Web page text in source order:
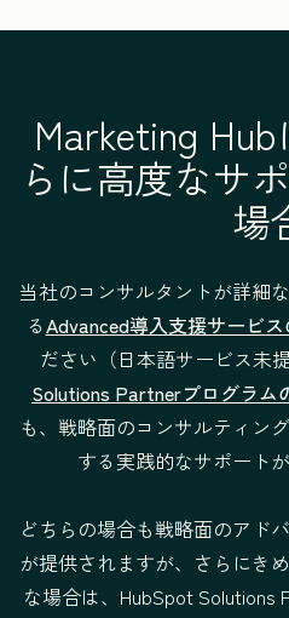
析
計算プロパティー
—
HubSpotでのアク
セス権の付与、チ
ームの設定、複数
のブランドの管理
—
サービスの条件
提供
モー
Marketing
らに高度なサ
場
当社のコンサルタントが詳細
るAdvanced導入支援サービ
ださい（日本語サービス未
Solutions Partnerプログラム
も、戦略面のコンサルティン
する実践的なサポート
どちらの場合も戦略面のアド
が提供されますが、さらにき
な場合は、HubSpot Solutions